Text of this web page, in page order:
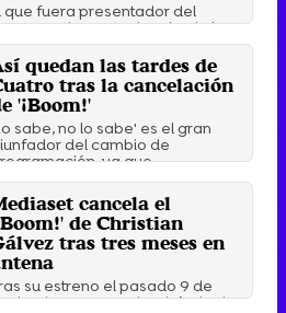
que fuera presentador del
de Cuatro ha alzado la
tras el final del ...
12 Diciembre 2024 17:30
quedan las tardes de
tras la cancelación
'¡Boom!'
sabe, no lo sabe' es el gran
del cambio de
ya que ...
5 Diciembre 2024 17:43
cancela el
de Christian
tras tres meses en
su estreno el pasado 9 de
'¡Boom!' ha dejado de